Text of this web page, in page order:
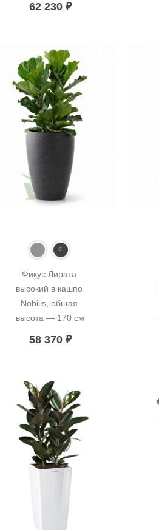
62 230 ₽
Фикус Лирата
высокий в кашпо
Nobilis, общая
высота — 170 см
58 370 ₽